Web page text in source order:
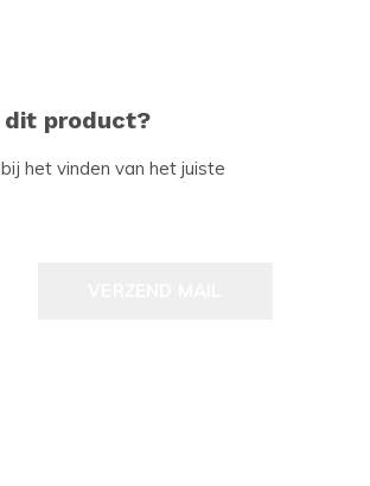
dit product?
het vinden van het juiste